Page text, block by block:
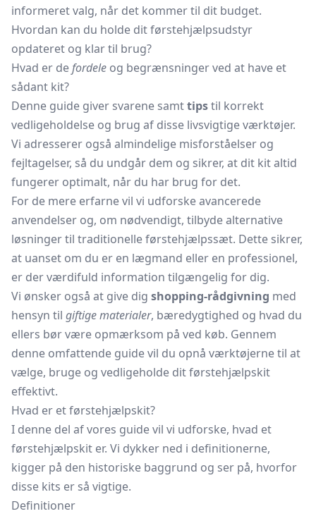
informeret valg, når det kommer til dit budget.
Hvordan kan du holde dit førstehjælpsudstyr
opdateret og klar til brug?
Hvad er defordele og begrænsninger ved at have et
sådant kit?
Denne guide giver svarene samttipstil korrekt
vedligeholdelse og brug af disse livsvigtige værktøjer.
Vi adresserer også almindelige misforståelser og
fejltagelser, så du undgår dem og sikrer, at dit kit altid
fungerer optimalt, når du har brug for det.
For de mere erfarne vil vi udforske avancerede
anvendelser og, om nødvendigt, tilbyde alternative
løsninger til traditionelle førstehjælpssæt. Dette sikrer,
at uanset om du er en lægmand eller en professionel,
er der værdifuld information tilgængelig for dig.
Vi ønsker også at give dig shopping-rådgivning med
hensyn til giftige materialer, bæredygtighed og hvad du
ellers bør være opmærksom på ved køb. Gennem
denne omfattende guide vil du opnå værktøjerne til at
vælge, bruge og vedligeholde dit førstehjælpskit
effektivt.
Hvad er et førstehjælpskit?
I denne del af vores guide vil vi udforske, hvad et
førstehjælpskit er. Vi dykker ned i definitionerne,
kigger på den historiske baggrund og ser på, hvorfor
disse kits er så vigtige.
Definitioner